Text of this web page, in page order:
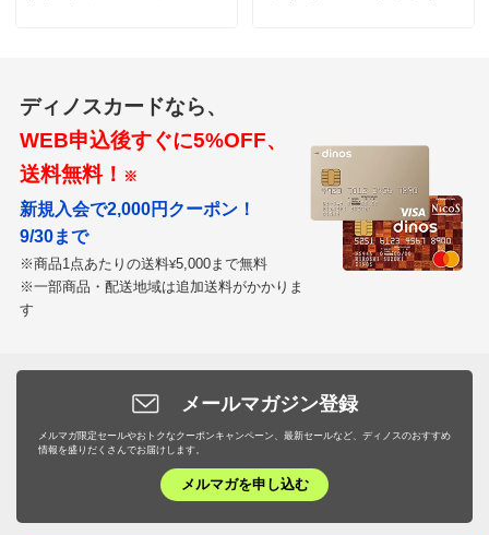
ディノスカードなら、
WEB申込後すぐに5%OFF、
送料無料！ ※
新規入会で2,000円クーポン！
9/30まで
※商品1点あたりの送料¥5,000まで無料
※一部商品・配送地域は追加送料がかかりま
す
メールマガジン登録
メルマガ限定セールやおトクなクーポンキャンペーン、最新セールなど、ディノスのおすすめ
情報を盛りだくさんでお届けします。
メルマガを申し込む